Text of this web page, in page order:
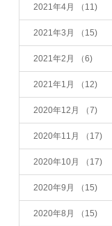
2021年4月 （11)
2021年3月 （15)
2021年2月 （6)
2021年1月 （12)
2020年12月 （7)
2020年11月 （17)
2020年10月 （17)
2020年9月 （15)
2020年8月 （15)